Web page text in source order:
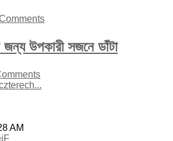
জন্য উপকারী সজনে ডাঁটা
AM